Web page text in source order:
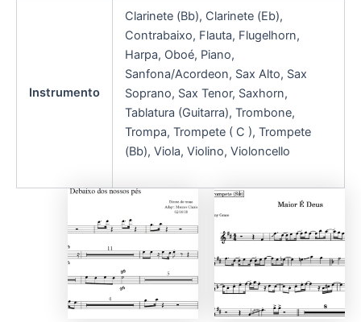
Instrumento
Clarinete (Bb), Clarinete (Eb),
Contrabaixo, Flauta, Flugelhorn,
Harpa, Oboé, Piano,
Sanfona/Acordeon, Sax Alto, Sax
Soprano, Sax Tenor, Saxhorn,
Tablatura (Guitarra), Trombone,
Trompa, Trompete ( C ), Trompete
(Bb), Viola, Violino, Violoncello
Este
produto
tem
várias
variantes.
opções